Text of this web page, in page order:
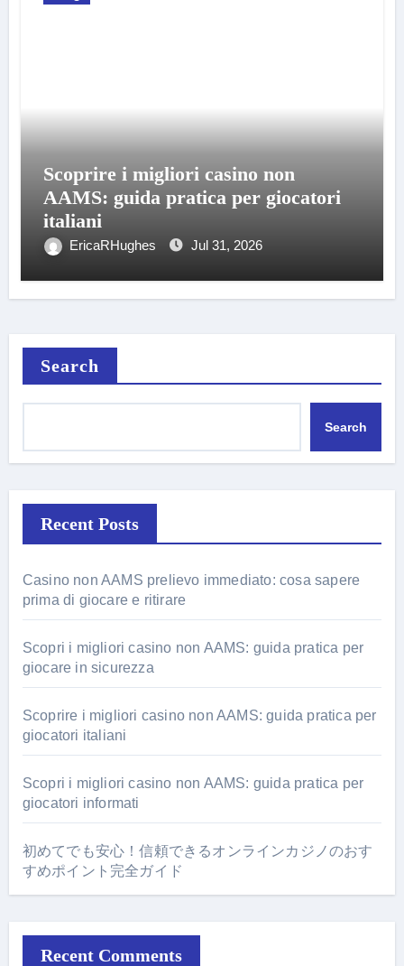
Scoprire i migliori casino non
AAMS: guida pratica per giocatori
italiani
EricaRHughes Jul 31, 2026
Search
Search
Recent Posts
Casino non AAMS prelievo immediato: cosa sapere
prima di giocare e ritirare
Scopri i migliori casino non AAMS: guida pratica per
giocare in sicurezza
Scoprire i migliori casino non AAMS: guida pratica per
giocatori italiani
Scopri i migliori casino non AAMS: guida pratica per
giocatori informati
初めてでも安心！信頼できるオンラインカジノのおす
すめポイント完全ガイド
Recent Comments